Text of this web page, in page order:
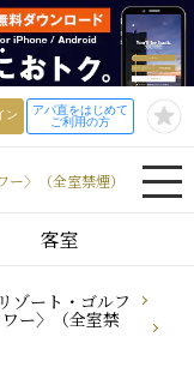
ン
アパ直をはじめて
ご利用の方
〉（全室禁煙）
客室
リゾート・ゴルフ
ー〉（全室禁